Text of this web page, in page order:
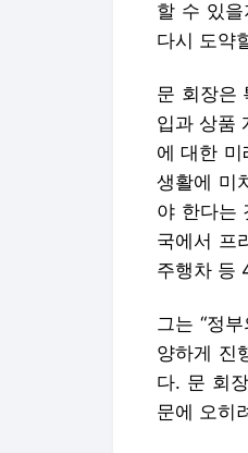
할 수 있을
다시 도약
문 회장은
입과 상품
에 대한 미
생활에 미
야 한다는
국에서 프
주행차 등
그는 “정
양하게 진
다. 문 회
문에 오히